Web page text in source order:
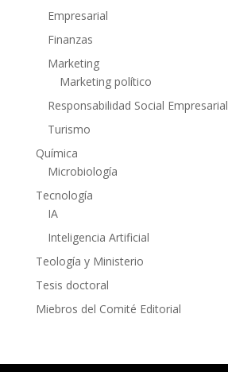
Empresarial
Finanzas
Marketing
Marketing político
Responsabilidad Social Empresarial
Turismo
Química
Microbiología
Tecnología
IA
Inteligencia Artificial
Teología y Ministerio
Tesis doctoral
Miebros del Comité Editorial